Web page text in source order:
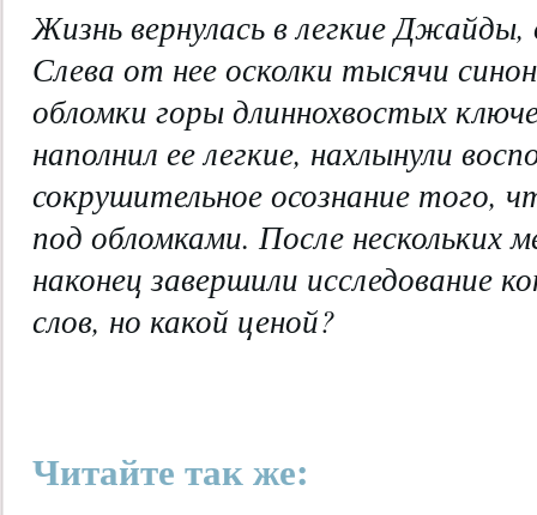
Жизнь вернулась в легкие
Слева от нее осколки тысячи
обломки горы длиннохвостых
наполнил ее легкие, нахлынули
сокрушительное осознание того,
под обломками. После нескольких
наконец завершили исследование
слов, но какой ценой?
Читайте так же: